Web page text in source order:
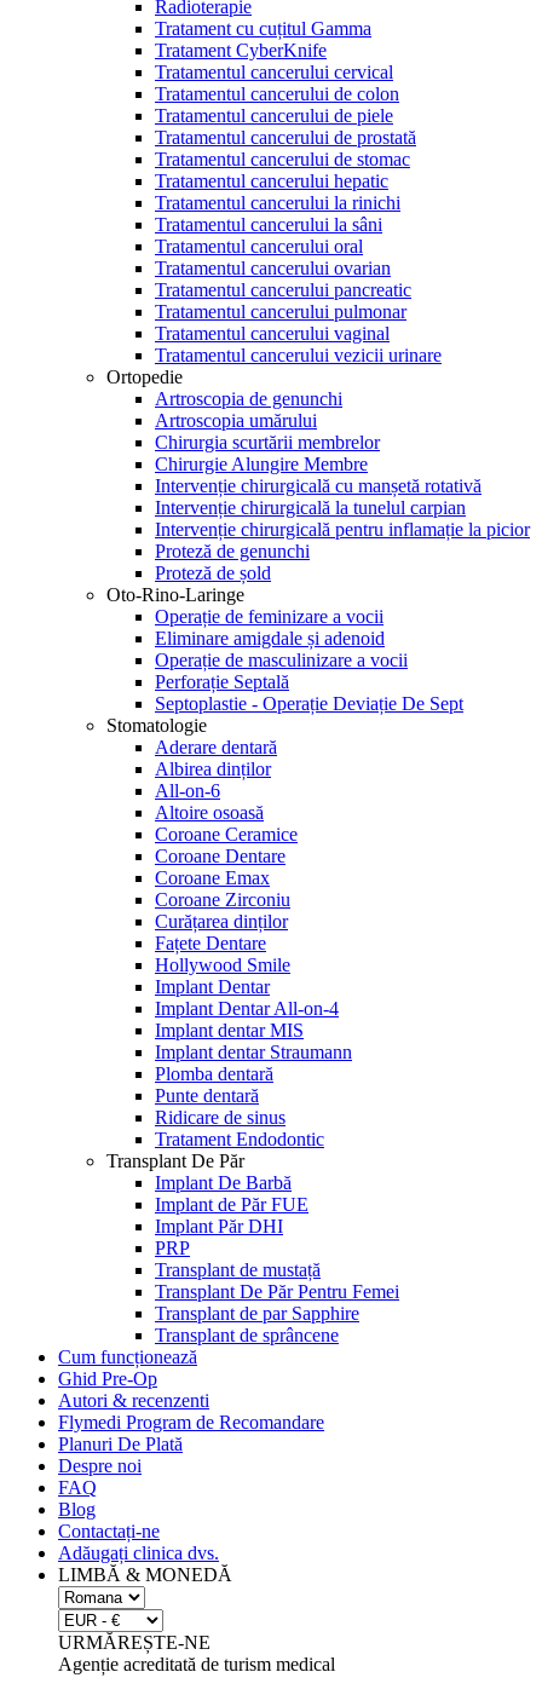
Radioterapie
Tratament cu cuțitul Gamma
Tratament CyberKnife
Tratamentul cancerului cervical
Tratamentul cancerului de colon
Tratamentul cancerului de piele
Tratamentul cancerului de prostată
Tratamentul cancerului de stomac
Tratamentul cancerului hepatic
Tratamentul cancerului la rinichi
Tratamentul cancerului la sâni
Tratamentul cancerului oral
Tratamentul cancerului ovarian
Tratamentul cancerului pancreatic
Tratamentul cancerului pulmonar
Tratamentul cancerului vaginal
Tratamentul cancerului vezicii urinare
Ortopedie
Artroscopia de genunchi
Artroscopia umărului
Chirurgia scurtării membrelor
Chirurgie Alungire Membre
Intervenție chirurgicală cu manșetă rotativă
Intervenție chirurgicală la tunelul carpian
Intervenție chirurgicală pentru inflamație la picior
Proteză de genunchi
Proteză de șold
Oto-Rino-Laringe
Operație de feminizare a vocii
Eliminare amigdale și adenoid
Operație de masculinizare a vocii
Perforație Septală
Septoplastie - Operație Deviație De Sept
Stomatologie
Aderare dentară
Albirea dinților
All-on-6
Altoire osoasă
Coroane Ceramice
Coroane Dentare
Coroane Emax
Coroane Zirconiu
Curățarea dinților
Fațete Dentare
Hollywood Smile
Implant Dentar
Implant Dentar All-on-4
Implant dentar MIS
Implant dentar Straumann
Plomba dentară
Punte dentară
Ridicare de sinus
Tratament Endodontic
Transplant De Păr
Implant De Barbă
Implant de Păr FUE
Implant Păr DHI
PRP
Transplant de mustață
Transplant De Păr Pentru Femei
Transplant de par Sapphire
Transplant de sprâncene
Cum funcționează
Ghid Pre-Op
Autori & recenzenti
Flymedi Program de Recomandare
Planuri De Plată
Despre noi
FAQ
Blog
Contactați-ne
Adăugați clinica dvs.
LIMBĂ & MONEDĂ
URMĂREȘTE-NE
Agenție acreditată de turism medical